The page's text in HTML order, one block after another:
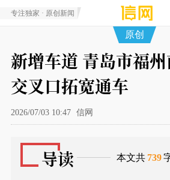
专注独家 · 原创新闻
原创
新增车道 青岛市福
交叉口拓宽通车
2026/07/03 10:47 信网
导读 本文共 739